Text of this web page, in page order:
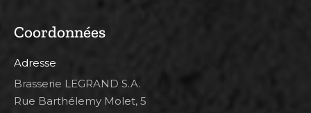
Coordonnées
Adresse
Brasserie LEGRAND S.A.
Rue Barthélemy Molet, 5